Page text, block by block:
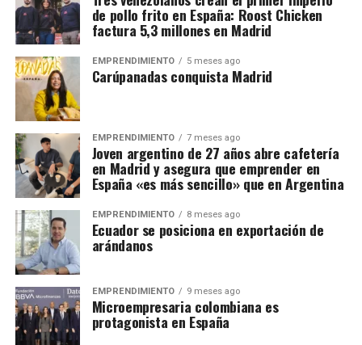
de pollo frito en España: Roost Chicken
factura 5,3 millones en Madrid
EMPRENDIMIENTO 5 meses ago
Carúpanadas conquista Madrid
EMPRENDIMIENTO 7 meses ago
Joven argentino de 27 años abre cafetería
en Madrid y asegura que emprender en
España «es más sencillo» que en Argentina
EMPRENDIMIENTO 8 meses ago
Ecuador se posiciona en exportación de
arándanos
EMPRENDIMIENTO 9 meses ago
Microempresaria colombiana es
protagonista en España